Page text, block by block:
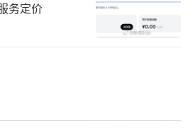
务定价